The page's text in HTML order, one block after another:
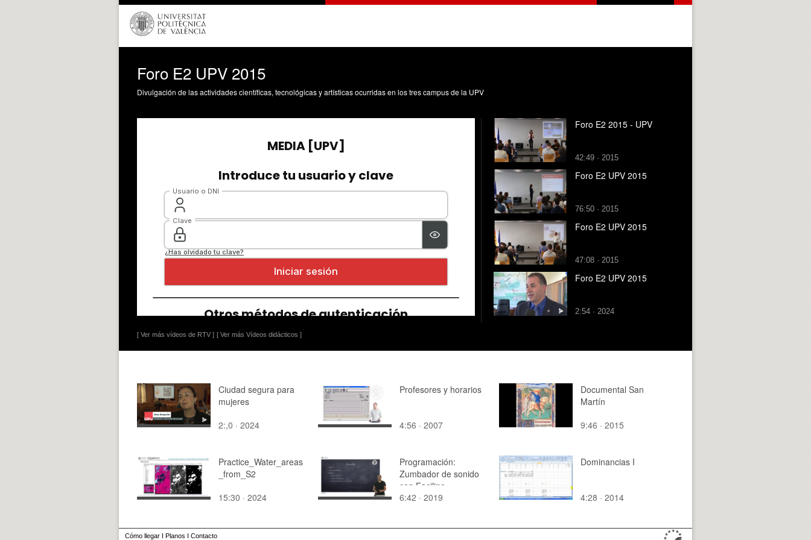
Foro E2 UPV 2015
Divulgación de las actividades científicas, tecnológicas y artísticas ocurridas en los tres campus de la UPV
[ Ver más vídeos de RTV ] [ Ver más Vídeos didácticos ]
Foro E2 2015 - UPV
42:49 · 2015
Foro E2 UPV 2015
76:50 · 2015
Foro E2 UPV 2015
47:08 · 2015
Foro E2 UPV 2015
2:54 · 2024
Ciudad segura para
mujeres
2:,0 · 2024
Profesores y horarios
4:56 · 2007
Documental San
Martín
9:46 · 2015
Practice_Water_areas
_from_S2
15:30 · 2024
Programación:
Zumbador de sonido
con Facilino
6:42 · 2019
Dominancias I
4:28 · 2014
Cómo llegar I Planos I Contacto